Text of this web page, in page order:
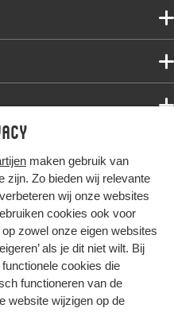
maken gebruik van
zijn. Zo bieden wij relevante
wij onze websites
cookies ook voor
zowel onze eigen websites
als je dit niet wilt. Bij
cookies die
functioneren van de
website wijzigen op de
samen